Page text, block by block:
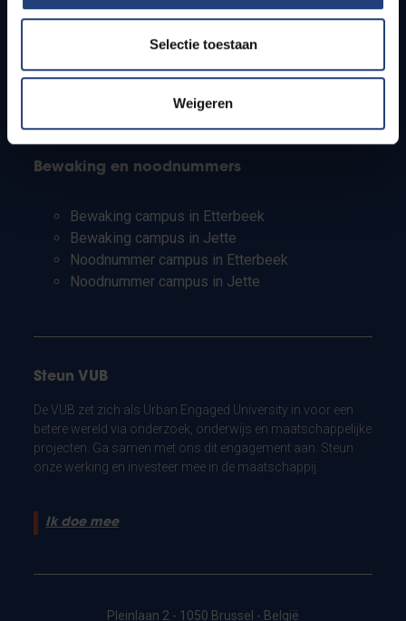
Selectie toestaan
Weigeren
Studenten
PhD-studenten
Leerkrachten en secundaire scholen
Bewaking en noodnummers
Bewaking campus in Etterbeek
Bewaking campus in Jette
Noodnummer campus in Etterbeek
Noodnummer campus in Jette
Steun VUB
De VUB zet zich als Urban Engaged University in voor een
betere wereld via onderzoek, onderwijs en maatschappelijke
projecten. Ga samen met ons dit engagement aan. Steun
onze werking en investeer mee in de maatschappij.
Ik doe mee
Pleinlaan 2 - 1050 Brussel - België